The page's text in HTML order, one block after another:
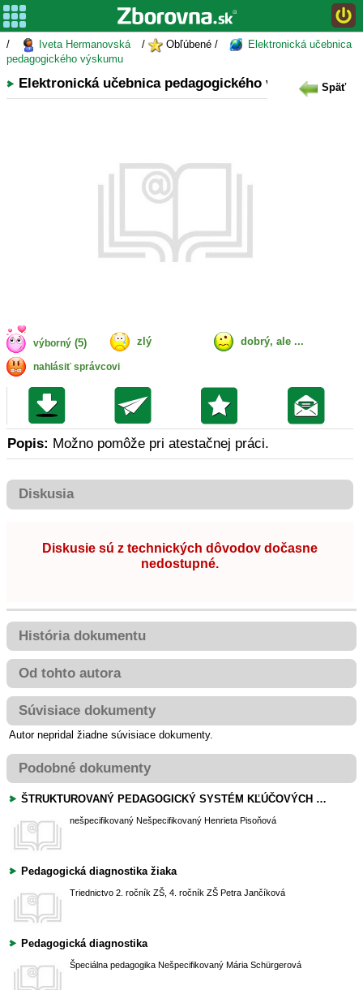
/ Iveta Hermanovská / Obľúbené /
Elektronická učebnica
pedagogického výskumu
Elektronická učebnica pedagogického výskumuSpäť
výborný (5) zlý dobrý, ale ...
nahlásiť správcovi
Popis: Možno pomôže pri atestačnej práci.
Diskusia
Diskusie sú z technických dôvodov dočasne
nedostupné.
História dokumentu
Od tohto autora
Súvisiace dokumenty
Autor nepridal žiadne súvisiace dokumenty.
Podobné dokumenty
ŠTRUKTUROVANÝ PEDAGOGICKÝ SYSTÉM KĽÚČOVÝCH POŽIADAVIEK NA VYUČOVACIU HODINU
nešpecifikovaný Nešpecifikovaný Henrieta Pisoňová
Pedagogická diagnostika žiaka
Triednictvo 2. ročník ZŠ, 4. ročník ZŠ Petra Jančíková
Pedagogická diagnostika
Špeciálna pedagogika Nešpecifikovaný Mária Schürgerová